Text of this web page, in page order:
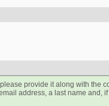
provide it along with the
address, a last name and,